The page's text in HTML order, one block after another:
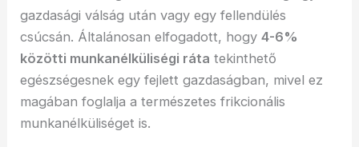
gazdasági válság után vagy egy fellendülés
csúcsán. Általánosan elfogadott, hogy4-6%
közötti munkanélküliségi ráta tekinthető
egészségesnek egy fejlett gazdaságban, mivel ez
magában foglalja a természetes frikcionális
munkanélküliséget is.